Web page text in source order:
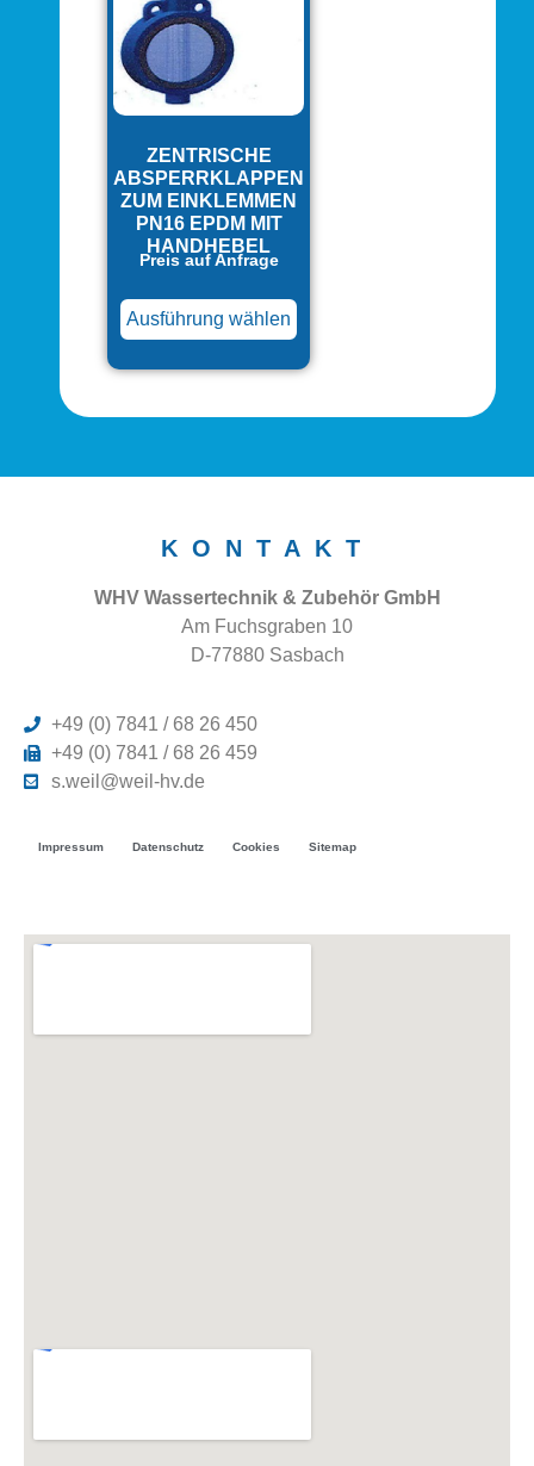
ZENTRISCHE
ABSPERRKLAPPEN
ZUM EINKLEMMEN
PN16 EPDM MIT
HANDHEBEL
Preis auf Anfrage
Ausführung wählen
KONTAKT
WHV Wassertechnik & Zubehör GmbH
Am Fuchsgraben 10
D-77880 Sasbach
+49 (0) 7841 / 68 26 450
+49 (0) 7841 / 68 26 459
s.weil@weil-hv.de
Impressum Datenschutz Cookies Sitemap